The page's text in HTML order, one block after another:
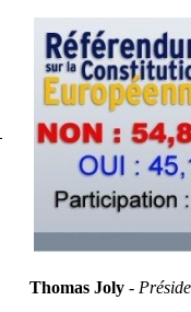
Thomas Joly -